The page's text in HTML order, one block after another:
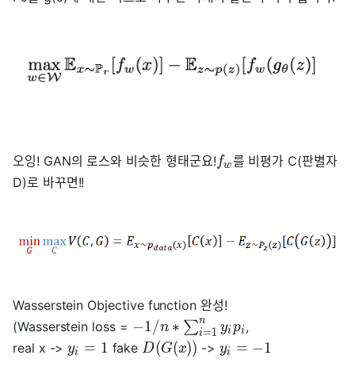
오잉! GAN의 로스와 비슷한 형태군요! fw를 비평가 C(판별자
D)로 바꾸면!!
Wasserstein Objective function 완성!
(Wasserstein loss = −1/n ∗ ∑i=1
n yi pi ,
real x ->yi = 1 fake D(G(x)) ->yi = −1